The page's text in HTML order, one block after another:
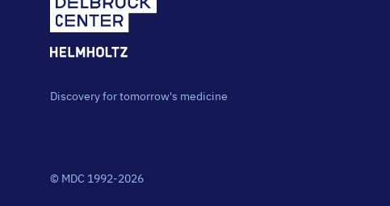
Discovery for tomorrow's medicine
© MDC 1992-2026